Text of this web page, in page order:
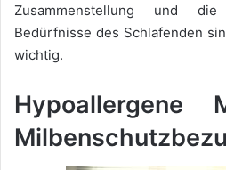
Zusammenstellung und
Bedürfnisse des Schlafenden
wichtig.
Hypoallergene